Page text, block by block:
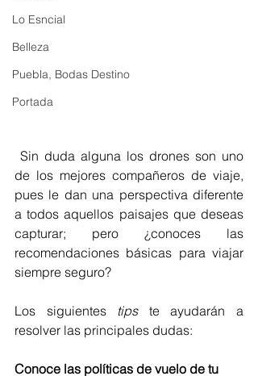
Lo Esncial
Belleza
Puebla, Bodas Destino
Portada
de los mejores compañeros de viaje,
pues le dan una perspectiva diferente
a todos aquellos paisajes que deseas
capturar; pero ¿conoces las
recomendaciones básicas para viajar
siempre seguro?
Los siguientes tips te ayudarán a
resolver las principales dudas:
Conoce las políticas de vuelo de tu